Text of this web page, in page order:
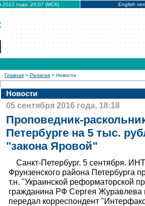
2022 года, 20:07 (МСК) English
Главная > Религия > Новости
Новости
05 сентября 2016 года, 18:18
Проповедник-
Петербурге на 5 тыс.
"закона Яровой"
Санкт-Петербург. 5 сентября.
Фрунзенского района Петербурга
т.н. "Украинской реформаторской
гражданина РФ Сергея Журавлева
передал корреспондент